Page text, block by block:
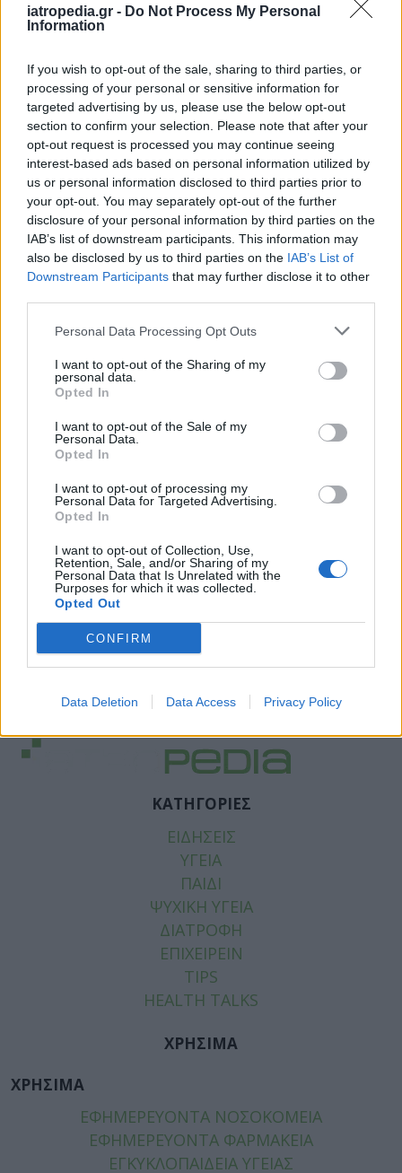
iatropedia.gr - Do Not Process My Personal
Information
If you wish to opt-out of the sale, sharing to third parties, or
processing of your personal or sensitive information for
targeted advertising by us, please use the below opt-out
section to confirm your selection. Please note that after your
opt-out request is processed you may continue seeing
interest-based ads based on personal information utilized by
us or personal information disclosed to third parties prior to
your opt-out. You may separately opt-out of the further
disclosure of your personal information by third parties on the
IAB’s list of downstream participants. This information may
also be disclosed by us to third parties on the IAB’s List of
Downstream Participants that may further disclose it to other
Personal Data Processing Opt Outs
I want to opt-out of the Sharing of my
personal data.
Opted In
I want to opt-out of the Sale of my
Personal Data.
Opted In
I want to opt-out of processing my
Personal Data for Targeted Advertising.
Opted In
I want to opt-out of Collection, Use,
Retention, Sale, and/or Sharing of my
Personal Data that Is Unrelated with the
Purposes for which it was collected.
Opted Out
CONFIRM
Data Deletion Data Access Privacy Policy
ΚΑΤΗΓΟΡΙΕΣ
ΕΙΔΗΣΕΙΣ
ΥΓΕΙΑ
ΠΑΙΔΙ
ΨΥΧΙΚΗ ΥΓΕΙΑ
ΔΙΑΤΡΟΦΗ
ΕΠΙΧΕΙΡΕΙΝ
TIPS
HEALTH TALKS
ΧΡΗΣΙΜΑ
ΧΡΗΣΙΜΑ
ΕΦΗΜΕΡΕΥΟΝΤΑ ΝΟΣΟΚΟΜΕΙΑ
ΕΦΗΜΕΡΕΥΟΝΤΑ ΦΑΡΜΑΚΕΙΑ
ΕΓΚΥΚΛΟΠΑΙΔΕΙΑ ΥΓΕΙΑΣ